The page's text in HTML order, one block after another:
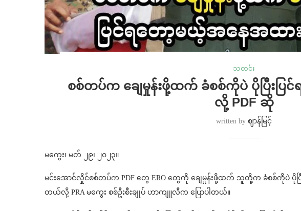
သတင်း
စစ်တပ်က ချေမှုန်းဖို့ထက် ခံစစ်ကိုပဲ ပိုပြီးပ
လို့ PDF ဆို
written byဈာန်မြင့်
မကွေး၊ မတ် ၂၉၊ ၂၀၂၃။
မင်းအောင်လှိုင်စစ်တပ်က PDF တွေ ERO တွေကို ချေမှုန်းဖို့ထက် သူတို့က ခံစစ်ကိုပဲ ပိုပြီ
တယ်လို့ PRA မကွေး စစ်ဦးစီးချုပ် ဟာကျူလီက ပြောပါတယ်။